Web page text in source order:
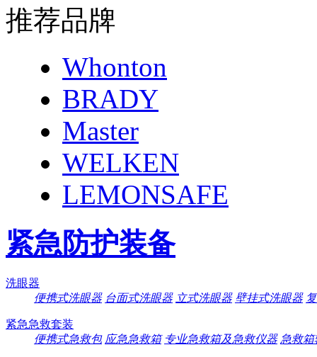
推荐品牌
Whonton
BRADY
Master
WELKEN
LEMONSAFE
紧急防护装备
洗眼器
便携式洗眼器 台面式洗眼器 立式洗眼器 壁挂式洗眼器
紧急急救套装
便携式急救包 应急急救箱 专业急救箱及急救仪器 急救箱